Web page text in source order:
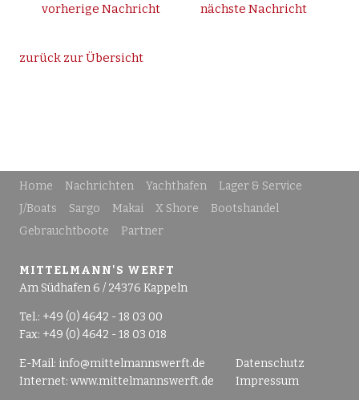
vorherige Nachricht nächste Nachricht
zurück zur Übersicht
Home Nachrichten Yachthafen
Lager & Service
J/Boats
Sargo Makai X Shore
Bootshandel
Gebrauchtboote
Partner
MITTELMANN'S WERFT
Am Südhafen 6 / 24376 Kappeln
Tel.: +49 (0) 4642 - 18 03 00
Fax: +49 (0) 4642 - 18 03 018
E-Mail: info@mittelmannswerft.de
Internet: www.mittelmannswerft.de
Datenschutz
Impressum